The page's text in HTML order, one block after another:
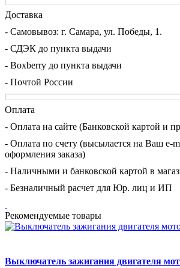
Доставка
- Cамовывоз: г. Самара, ул. Победы, 1.
- СДЭК до пункта выдачи
- Boxberry до пункта выдачи
- Почтой России
Оплата
- Оплата на сайте (Банковской картой и
- Оплата по счету (высылается на Ваш e-
оформления заказа)
- Наличными и банковской картой в
- Безналичный расчет для Юр. лиц и ИП
Рекомендуемые товары
Выключатель зажигания двигателя